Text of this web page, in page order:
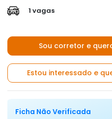
1 vagas
Sou corretor e
Estou interessado e
Ficha Não Verificada